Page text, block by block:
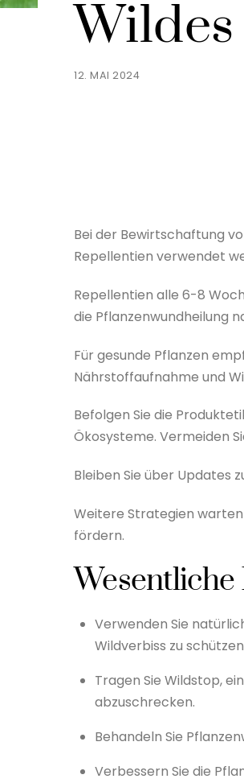
12. MAI 2024
Bei der Bewirtschaftung
Repellentien verwendet
Repellentien alle 6-8
die Pflanzenwundheilung
Für gesunde Pflanzen
Nährstoffaufnahme und
Befolgen Sie die
Ökosysteme. Vermeiden
Bleiben Sie über Updates
Weitere Strategien
fördern.
Verwenden Sie
Wildverbiss zu
Tragen Sie Wildstop,
abzuschrecken.
Behandeln Sie
Verbessern Sie die